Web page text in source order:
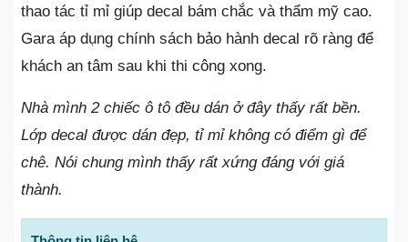
thao tác tỉ mỉ giúp decal bám chắc và thẩm mỹ cao.
Gara áp dụng chính sách bảo hành decal rõ ràng để
khách an tâm sau khi thi công xong.
Nhà mình 2 chiếc ô tô đều dán ở đây thấy rất bền.
Lớp decal được dán đẹp, tỉ mỉ không có điểm gì để
chê. Nói chung mình thấy rất xứng đáng với giá
thành.